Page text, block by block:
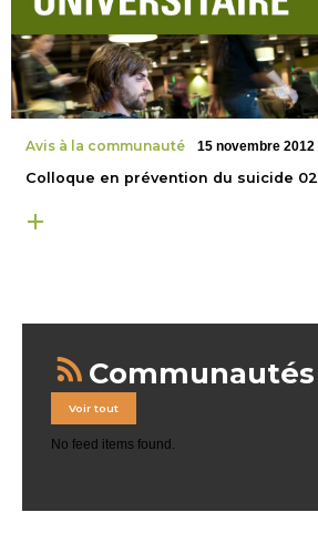
Avis à la communauté 15 novembre 2012
Colloque en prévention du suicide 02
Communautés
Voir tout
No feed items found.